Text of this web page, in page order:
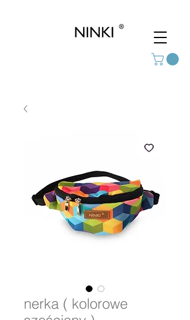
nerka ( kolorowe